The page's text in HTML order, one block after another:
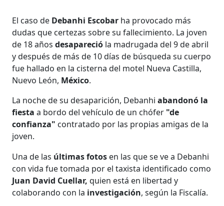
El caso de Debanhi Escobar ha provocado más
dudas que certezas sobre su fallecimiento. La joven
de 18 años desapareció la madrugada del 9 de abril
y después de más de 10 días de búsqueda su cuerpo
fue hallado en la cisterna del motel Nueva Castilla,
Nuevo León, México.
La noche de su desaparición, Debanhiabandonó la
fiestaa bordo del vehículo de un chófer "de
confianza" contratado por las propias amigas de la
joven.
Una de las últimas fotos en las que se ve a Debanhi
con vida fue tomada por el taxista identificado como
Juan David Cuellar, quien está en libertad y
colaborando con la investigación, según la Fiscalía.